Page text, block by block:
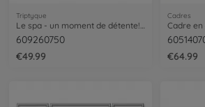
Triptyque
Le spa - un moment de détente! - peinture par numéros
609260750
€49.99
Cadres
€64.99